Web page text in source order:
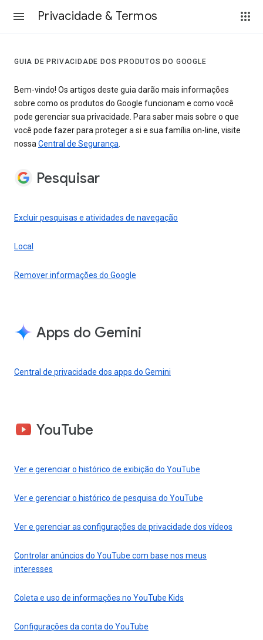
Privacidade & Termos
GUIA DE PRIVACIDADE DOS PRODUTOS DO GOOGLE
Bem-vindo! Os artigos deste guia darão mais informações
sobre como os produtos do Google funcionam e como você
pode gerenciar sua privacidade. Para saber mais sobre o que
você pode fazer para proteger a si e sua família on-line, visite
nossaCentral de Segurança.
Pesquisar
Excluir pesquisas e atividades de navegação
Local
Remover informações do Google
Apps do Gemini
Central de privacidade dos apps do Gemini
YouTube
Ver e gerenciar o histórico de exibição do YouTube
Ver e gerenciar o histórico de pesquisa do YouTube
Ver e gerenciar as configurações de privacidade dos vídeos
Controlar anúncios do YouTube com base nos meus
interesses
Coleta e uso de informações no YouTube Kids
Configurações da conta do YouTube